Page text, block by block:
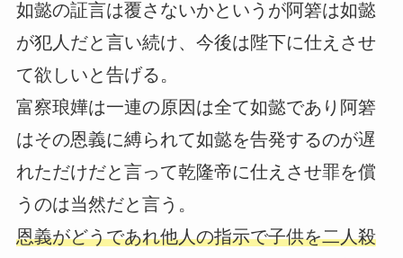
如懿の証言は覆さないかというが阿箬は如懿
が犯人だと言い続け、今後は陛下に仕えさせ
て欲しいと告げる。
富察琅嬅は一連の原因は全て如懿であり阿箬
はその恩義に縛られて如懿を告発するのが遅
れただけだと言って乾隆帝に仕えさせ罪を償
うのは当然だと言う。
恩義がどうであれ他人の指示で子供を二人殺